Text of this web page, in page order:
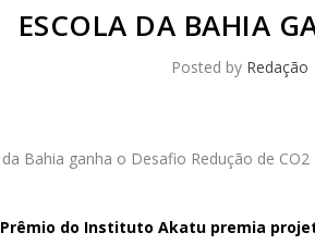
ESCOLA DA BAHIA
Posted by Redação
Prêmio do Instituto Akatu premia